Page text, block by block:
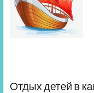
Отдых детей в